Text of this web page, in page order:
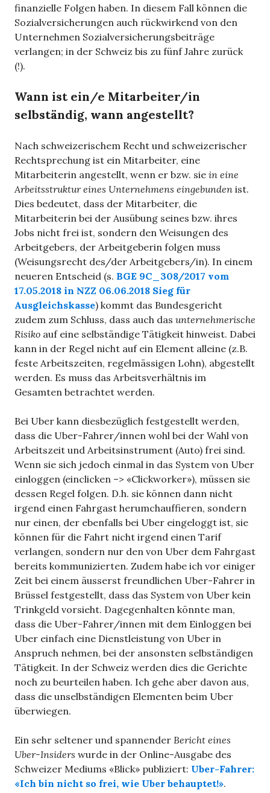
finanzielle Folgen haben. In diesem Fall können die
Sozialversicherungen auch rückwirkend von den
Unternehmen Sozialversicherungsbeiträge
verlangen; in der Schweiz bis zu fünf Jahre zurück
(!).
Wann ist ein/e Mitarbeiter/in
selbständig, wann angestellt?
Nach schweizerischem Recht und schweizerischer
Rechtsprechung ist ein Mitarbeiter, eine
Mitarbeiterin angestellt, wenn er bzw. sie in eine
Arbeitsstruktur eines Unternehmens eingebunden ist.
Dies bedeutet, dass der Mitarbeiter, die
Mitarbeiterin bei der Ausübung seines bzw. ihres
Jobs nicht frei ist, sondern den Weisungen des
Arbeitgebers, der Arbeitgeberin folgen muss
(Weisungsrecht des/der Arbeitgebers/in). In einem
neueren Entscheid (s. BGE 9C_308/2017 vom
17.05.2018 in NZZ 06.06.2018 Sieg für
Ausgleichskasse) kommt das Bundesgericht
zudem zum Schluss, dass auch das unternehmerische
Risiko auf eine selbständige Tätigkeit hinweist. Dabei
kann in der Regel nicht auf ein Element alleine (z.B.
feste Arbeitszeiten, regelmässigen Lohn), abgestellt
werden. Es muss das Arbeitsverhältnis im
Gesamten betrachtet werden.
Bei Uber kann diesbezüglich festgestellt werden,
dass die Uber-Fahrer/innen wohl bei der Wahl von
Arbeitszeit und Arbeitsinstrument (Auto) frei sind.
Wenn sie sich jedoch einmal in das System von Uber
einloggen (einclicken –> «Clickworker»), müssen sie
dessen Regel folgen. D.h. sie können dann nicht
irgend einen Fahrgast herumchauffieren, sondern
nur einen, der ebenfalls bei Uber eingeloggt ist, sie
können für die Fahrt nicht irgend einen Tarif
verlangen, sondern nur den von Uber dem Fahrgast
bereits kommunizierten. Zudem habe ich vor einiger
Zeit bei einem äusserst freundlichen Uber-Fahrer in
Brüssel festgestellt, dass das System von Uber kein
Trinkgeld vorsieht. Dagegenhalten könnte man,
dass die Uber-Fahrer/innen mit dem Einloggen bei
Uber einfach eine Dienstleistung von Uber in
Anspruch nehmen, bei der ansonsten selbständigen
Tätigkeit. In der Schweiz werden dies die Gerichte
noch zu beurteilen haben. Ich gehe aber davon aus,
dass die unselbständigen Elementen beim Uber
überwiegen.
Ein sehr seltener und spannender Bericht eines
Uber-Insiders wurde in der Online-Ausgabe des
Schweizer Mediums «Blick» publiziert: Uber-Fahrer:
«Ich bin nicht so frei, wie Uber behauptet!».